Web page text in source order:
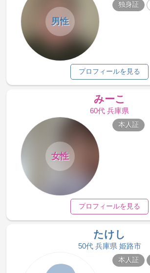
男性
独身証
プロフィールを見る
みーこ
60代 兵庫県
女性
本人証
プロフィールを見る
たけし
50代 兵庫県 姫路市
本人証